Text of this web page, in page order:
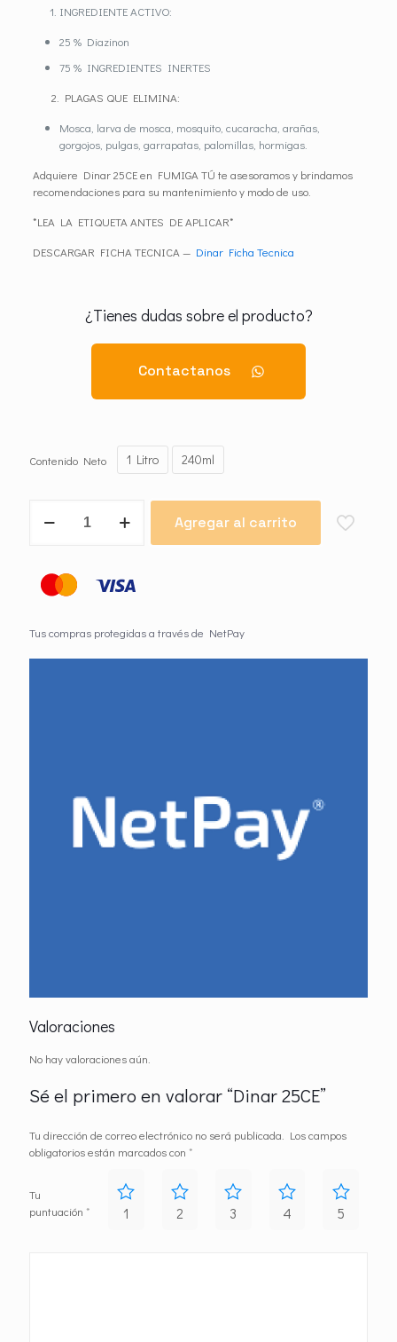
INGREDIENTE ACTIVO:
25 % Diazinon
75 % INGREDIENTES INERTES
2. PLAGAS QUE ELIMINA:
Mosca, larva de mosca, mosquito, cucaracha, arañas,
gorgojos, pulgas, garrapatas, palomillas, hormigas.
Adquiere Dinar 25CE en FUMIGA TÚ te asesoramos y brindamos
recomendaciones para su mantenimiento y modo de uso.
*LEA LA ETIQUETA ANTES DE APLICAR*
DESCARGAR FICHA TECNICA — Dinar Ficha Tecnica
¿Tienes dudas sobre el producto?
Contactanos
Contenido Neto 1 Litro 240ml
25CE
Agregar al carrito
Tus compras protegidas a través de NetPay
Valoraciones
No hay valoraciones aún.
Sé el primero en valorar “Dinar 25CE”
Tu dirección de correo electrónico no será publicada.
Los campos
obligatorios están marcados con *
Tu
puntuación * 1 2 3 4 5